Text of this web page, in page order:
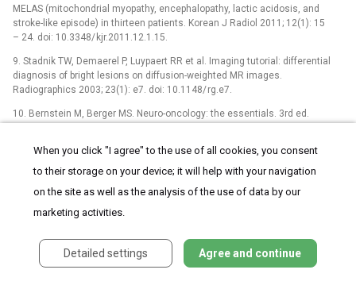
MELAS (mitochondrial myopathy, encephalopathy, lactic acidosis, and
stroke-like episode) in thirteen patients. Korean J Radiol 2011; 12(1): 15
–⁠ 24. doi: 10.3348/ kjr.2011.12.1.15.
9. Stadnik TW, Demaerel P, Luypaert RR et al. Imag­­ing tutorial: dif­ferential
dia­gnosis of bright lesions on dif­fusion-weighted MR images.
Radiographics 2003; 23(1): e7. doi: 10.1148/ rg.e7.
10. Bernstein M, Berger MS. Neuro-oncology: the es­sentials. 3rd ed.
11. Žižka J, Tintěra J, Mechl M et al. Protokoly MR zobrazování, pokročilé
techniky. Praha: Galén 2015.
12. Seidl Z, Vaněčková M. Dia­gnostická radiologie. Neuroradiologie. Praha:
findings that are useful in dat­­ing ischemic stroke. Radiographics 2012;
32(5): 1285 –⁠ 1297. doi: 10.1148/ rg.325115760.
When you click "I agree" to the use of all cookies, you consent
to their storage on your device; it will help with your navigation
on the site as well as the analysis of the use of data by our
marketing activities.
Detailed settings Agree and continue